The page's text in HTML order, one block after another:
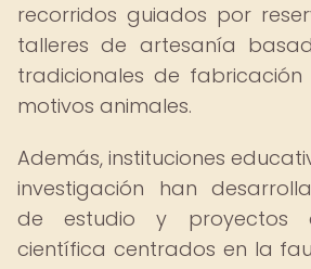
recorridos guiados por
talleres de artesanía
tradicionales de
motivos animales.
Además, instituciones
investigación han
de estudio y proyectos
científica centrados en la